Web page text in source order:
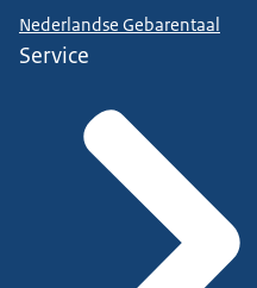
Nederlandse Gebarentaal
Service